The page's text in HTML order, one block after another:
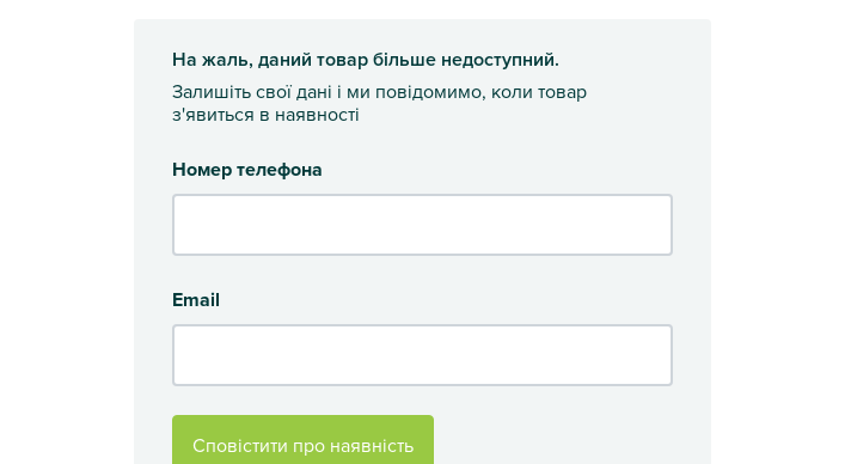
На жаль, даний товар більше недоступний.
Залишіть свої дані і ми повідомимо, коли товар
з'явиться в наявності
Номер телефона
Email
Сповістити про наявність